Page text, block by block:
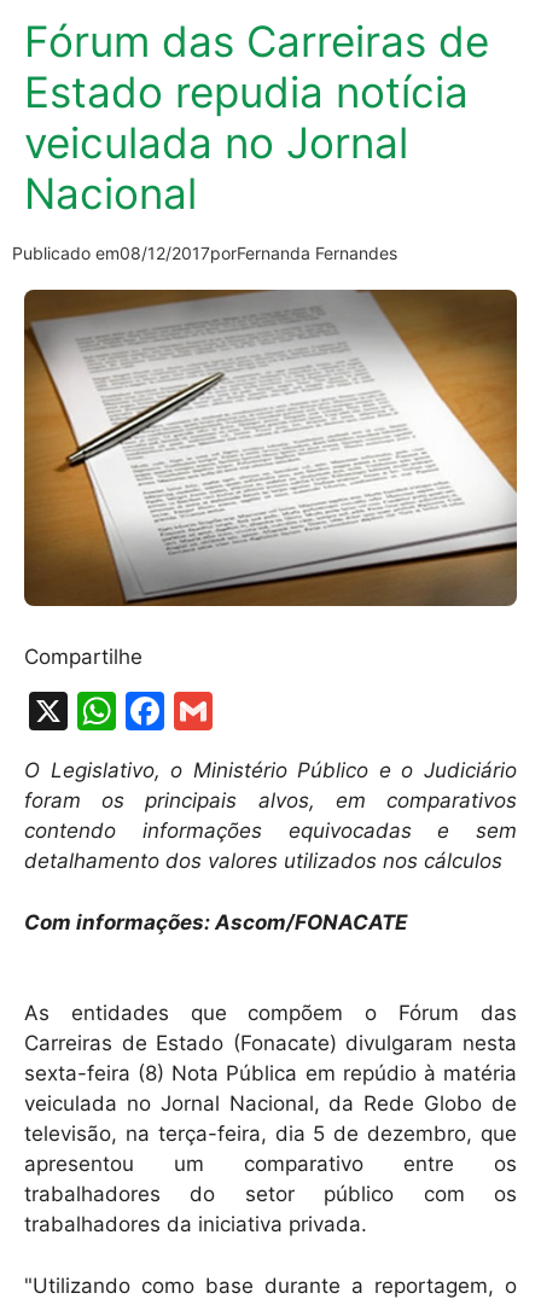
Fórum das Carreiras de
Estado repudia notícia
veiculada no Jornal
Nacional
Publicado em08/12/2017porFernanda Fernandes
Compartilhe
X
W
h
at
A
p
F
c
e
b
o
o
m
ai
l
O Legislativo, o Ministério Público e o Judiciário
foram os principais alvos, em comparativos
contendo informações equivocadas e sem
detalhamento dos valores utilizados nos cálculos
Com informações: Ascom/FONACATE
As entidades que compõem o Fórum das
Carreiras de Estado (Fonacate) divulgaram nesta
sexta-feira (8) Nota Pública em repúdio à matéria
veiculada no Jornal Nacional, da Rede Globo de
televisão, na terça-feira, dia 5 de dezembro, que
apresentou um comparativo entre os
trabalhadores do setor público com os
trabalhadores da iniciativa privada.
"Utilizando como base durante a reportagem, o